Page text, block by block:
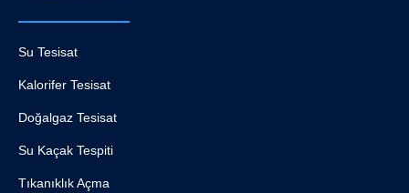
Su Tesisat
Kalorifer Tesisat
Doğalgaz Tesisat
Su Kaçak Tespiti
Tıkanıklık Açma